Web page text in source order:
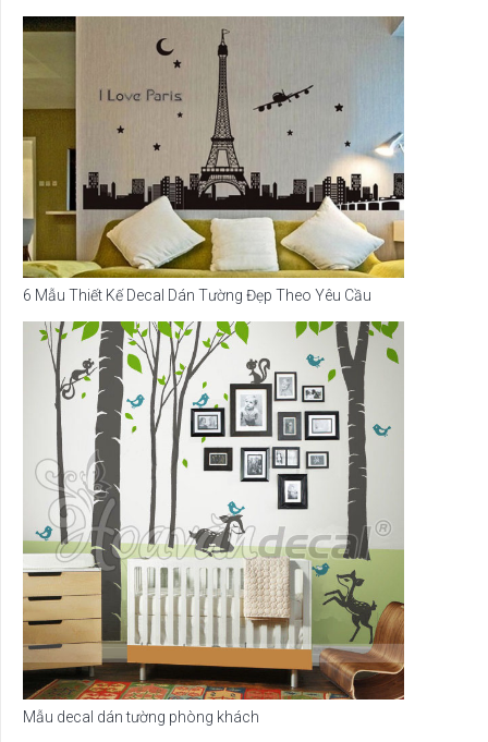
6 Mẫu Thiết Kế Decal Dán Tường Đẹp Theo Yêu Cầu
Mẫu decal dán tường phòng khách